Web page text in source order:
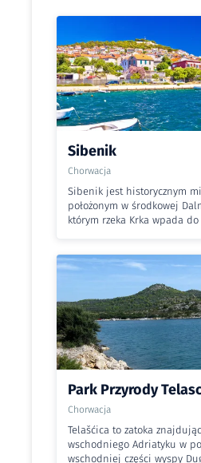
Sibenik
Chorwacja
Sibenik jest historycznym
położonym w środkowej
którym rzeka Krka wpada
Park Przyrody
Chorwacja
Telašćica to zatoka
wschodniego Adriatyku w
wschodniej części wyspy